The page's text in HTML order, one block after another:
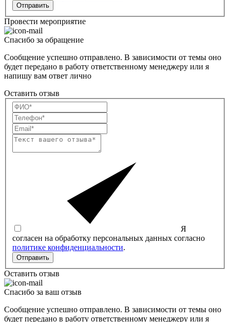
Отправить
Провести мероприятие
Спасибо за обращение
Сообщение успешно отправлено. В зависимости от темы оно
будет передано в работу ответственному менеджеру или я
напишу вам ответ лично
Оставить отзыв
Я
согласен на обработку персональных данных согласно
политике конфиденциальности.
Отправить
Оставить отзыв
Спасибо за ваш отзыв
Сообщение успешно отправлено. В зависимости от темы оно
будет передано в работу ответственному менеджеру или я